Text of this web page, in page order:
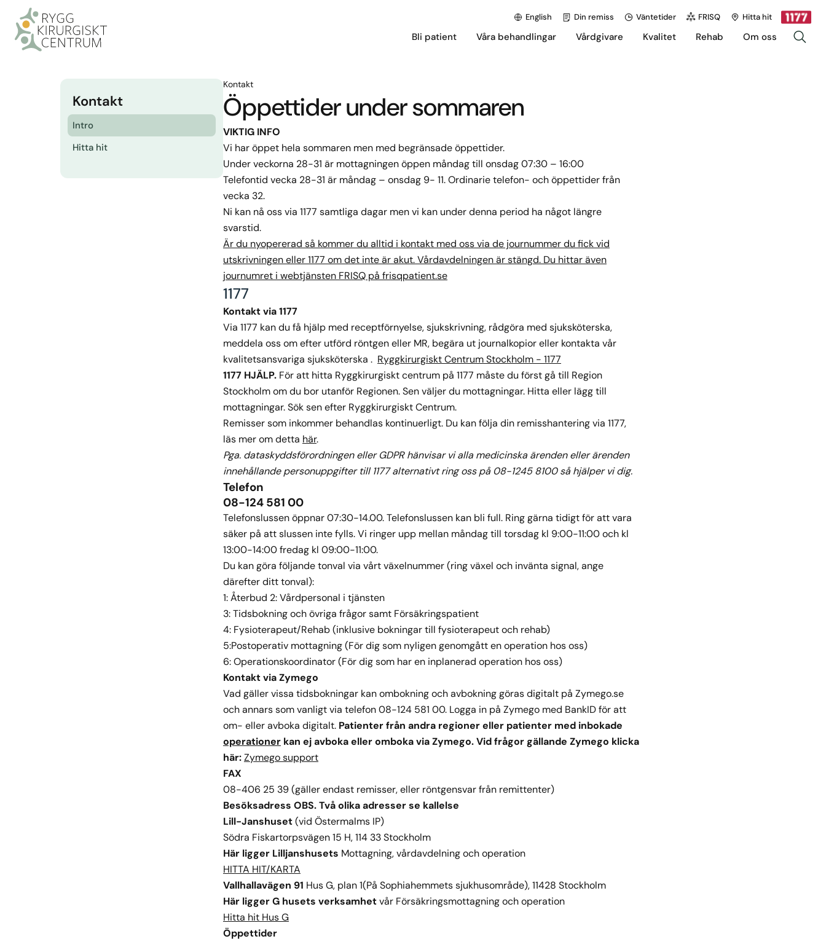
English Din remiss Väntetider FRISQ Hitta hit
Bli patient Våra behandlingar Vårdgivare Kvalitet Rehab Om oss
Kontakt
Intro
Hitta hit
Kontakt
Öppettider under sommaren
VIKTIG INFO
Vi har öppet hela sommaren men med begränsade öppettider.
Under veckorna 28-31 är mottagningen öppen måndag till onsdag 07:30 – 16:00
Telefontid vecka 28-31 är måndag – onsdag 9- 11. Ordinarie telefon- och öppettider från
vecka 32.
Ni kan nå oss via 1177 samtliga dagar men vi kan under denna period ha något längre
svarstid.
Är du nyopererad så kommer du alltid i kontakt med oss via de journummer du fick vid
utskrivningen eller 1177 om det inte är akut. Vårdavdelningen är stängd. Du hittar även
journumret i webtjänsten FRISQ på frisqpatient.se
1177
Kontakt via 1177
Via 1177 kan du få hjälp med receptförnyelse, sjukskrivning, rådgöra med sjuksköterska,
meddela oss om efter utförd röntgen eller MR, begära ut journalkopior eller kontakta vår
kvalitetsansvariga sjuksköterska . Ryggkirurgiskt Centrum Stockholm - 1177
1177 HJÄLP.För att hitta Ryggkirurgiskt centrum på 1177 måste du först gå till Region
Stockholm om du bor utanför Regionen. Sen väljer du mottagningar. Hitta eller lägg till
mottagningar. Sök sen efter Ryggkirurgiskt Centrum.
Remisser som inkommer behandlas kontinuerligt. Du kan följa din remisshantering via 1177,
läs mer om detta här.
Pga. dataskyddsförordningen eller GDPR hänvisar vi alla medicinska ärenden eller ärenden
innehållande personuppgifter till 1177 alternativt ring oss på 08-1245 8100 så hjälper vi dig.
Telefon
08-124 581 00
Telefonslussen öppnar 07:30-14.00. Telefonslussen kan bli full. Ring gärna tidigt för att vara
säker på att slussen inte fylls. Vi ringer upp mellan måndag till torsdag kl 9:00-11:00 och kl
13:00-14:00 fredag kl 09:00-11:00.
Du kan göra följande tonval via vårt växelnummer (ring växel och invänta signal, ange
därefter ditt tonval):
1: Återbud 2: Vårdpersonal i tjänsten
3: Tidsbokning och övriga frågor samt Försäkringspatient
4: Fysioterapeut/Rehab (inklusive bokningar till fysioterapeut och rehab)
5:Postoperativ mottagning (För dig som nyligen genomgått en operation hos oss)
6: Operationskoordinator (För dig som har en inplanerad operation hos oss)
Kontakt via Zymego
Vad gäller vissa tidsbokningar kan ombokning och avbokning göras digitalt på Zymego.se
och annars som vanligt via telefon 08-124 581 00. Logga in på Zymego med BankID för att
om- eller avboka digitalt. Patienter från andra regioner eller patienter med inbokade
operationerkan ej avboka eller omboka via Zymego. Vid frågor gällande Zymego klicka
här:Zymego support
FAX
08-406 25 39 (gäller endast remisser, eller röntgensvar från remittenter)
Besöksadress OBS. Två olika adresser se kallelse
Lill-Janshuset(vid Östermalms IP)
Södra Fiskartorpsvägen 15 H, 114 33 Stockholm
Här ligger Lilljanshusets Mottagning, vårdavdelning och operation
HITTA HIT/KARTA
Vallhallavägen 91 Hus G, plan 1(På Sophiahemmets sjukhusområde), 11428 Stockholm
Här ligger G husets verksamhetvår Försäkringsmottagning och operation
Hitta hit Hus G
Öppettider